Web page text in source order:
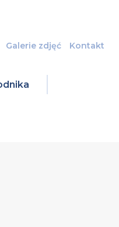
Galerie zdjęć Kontakt